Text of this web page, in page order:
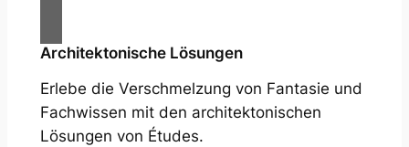
Architektonische Lösungen
Erlebe die Verschmelzung von Fantasie und
Fachwissen mit den architektonischen
Lösungen von Études.